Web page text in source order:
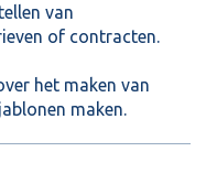
van
of contracten.
het maken van
maken.